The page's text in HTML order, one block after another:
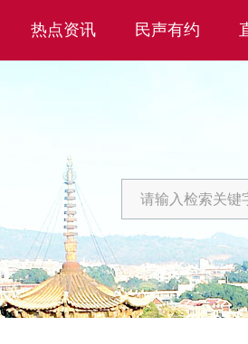
热点资讯 民声有约